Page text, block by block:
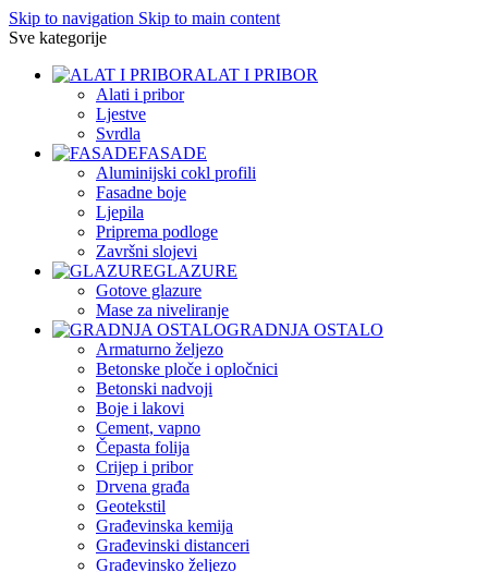
Skip to navigation Skip to main content
Sve kategorije
ALAT I PRIBOR
Alati i pribor
Ljestve
Svrdla
FASADE
Aluminijski cokl profili
Fasadne boje
Ljepila
Priprema podloge
Završni slojevi
GLAZURE
Gotove glazure
Mase za niveliranje
GRADNJA OSTALO
Armaturno željezo
Betonske ploče i opločnici
Betonski nadvoji
Boje i lakovi
Cement, vapno
Čepasta folija
Crijep i pribor
Drvena građa
Geotekstil
Građevinska kemija
Građevinski distanceri
Građevinsko željezo